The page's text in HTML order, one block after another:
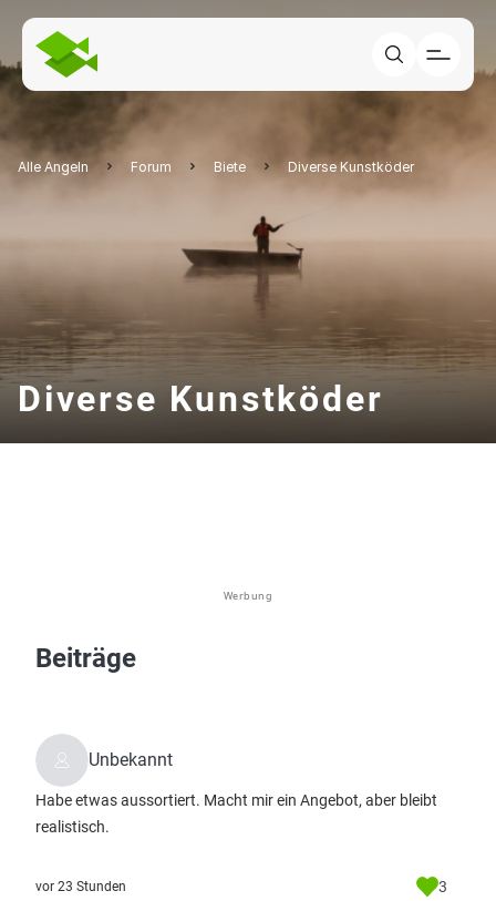
Alle Angeln Forum Biete Diverse Kunstköder
Diverse Kunstköder
Werbung
Beiträge
Unbekannt
Habe etwas aussortiert. Macht mir ein Angebot, aber bleibt
realistisch.
vor 23 Stunden 3